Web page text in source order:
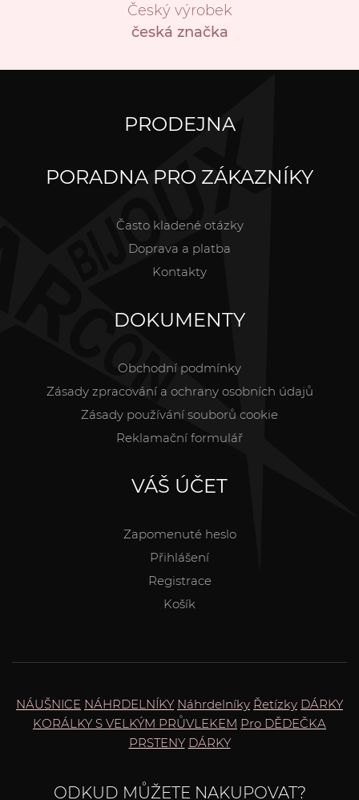
Český výrobek
česká značka
PRODEJNA
PORADNA PRO ZÁKAZNÍKY
Často kladené otázky
Doprava a platba
Kontakty
DOKUMENTY
Obchodní podmínky
Zásady zpracování a ochrany osobních údajů
Zásady používání souborů cookie
Reklamační formulář
VÁŠ ÚČET
Zapomenuté heslo
Přihlášení
Registrace
Košík
NÁUŠNICE NÁHRDELNÍKY Náhrdelníky Řetízky DÁRKY
KORÁLKY S VELKÝM PRŮVLEKEM Pro DĚDEČKA
PRSTENY DÁRKY
ODKUD MŮŽETE NAKUPOVAT?